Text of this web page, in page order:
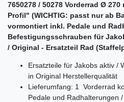
7650278 / 50278 Vorderrad Ø
Profil" (WICHTIG: passt nur ab
vormontiert inkl. Pedale und
Befestigungsschrauben für
/ Original - Ersatzteil Rad
Ersatzteile für Jakobs aktiv /
in Original Herstellerqualität
Lieferumfang: 1 Vorderrad
Pedale und Radhalterungen